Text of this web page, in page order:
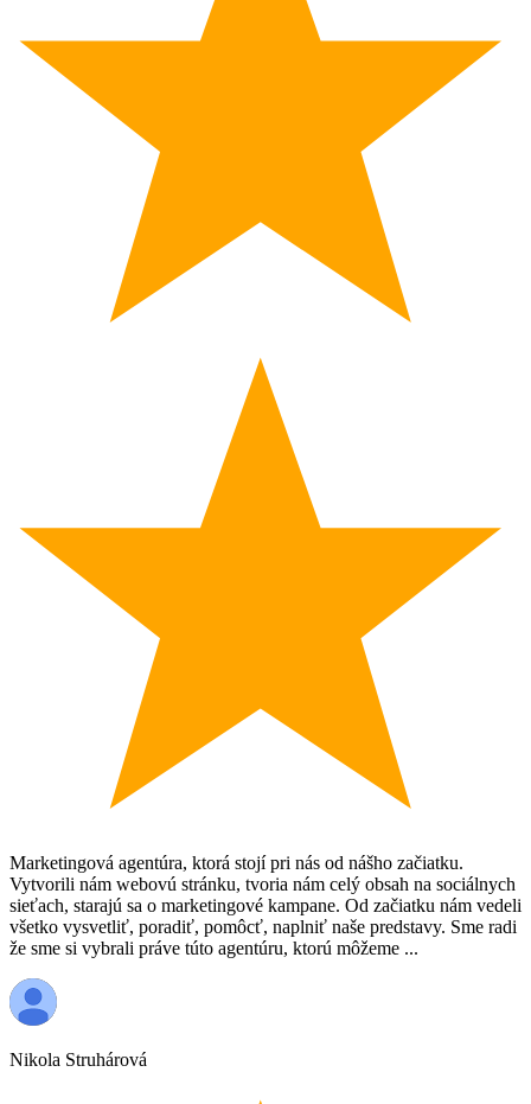
Marketingová agentúra, ktorá stojí pri nás od nášho začiatku.
Vytvorili nám webovú stránku, tvoria nám celý obsah na sociálnych
sieťach, starajú sa o marketingové kampane. Od začiatku nám vedeli
všetko vysvetliť, poradiť, pomôcť, naplniť naše predstavy. Sme radi
že sme si vybrali práve túto agentúru, ktorú môžeme ...
Nikola Struhárová